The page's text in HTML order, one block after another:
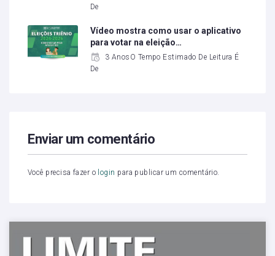
De
Vídeo mostra como usar o aplicativo
para votar na eleição…
3 AnosO Tempo Estimado De Leitura É
De
Enviar um comentário
Você precisa fazer o login para publicar um comentário.